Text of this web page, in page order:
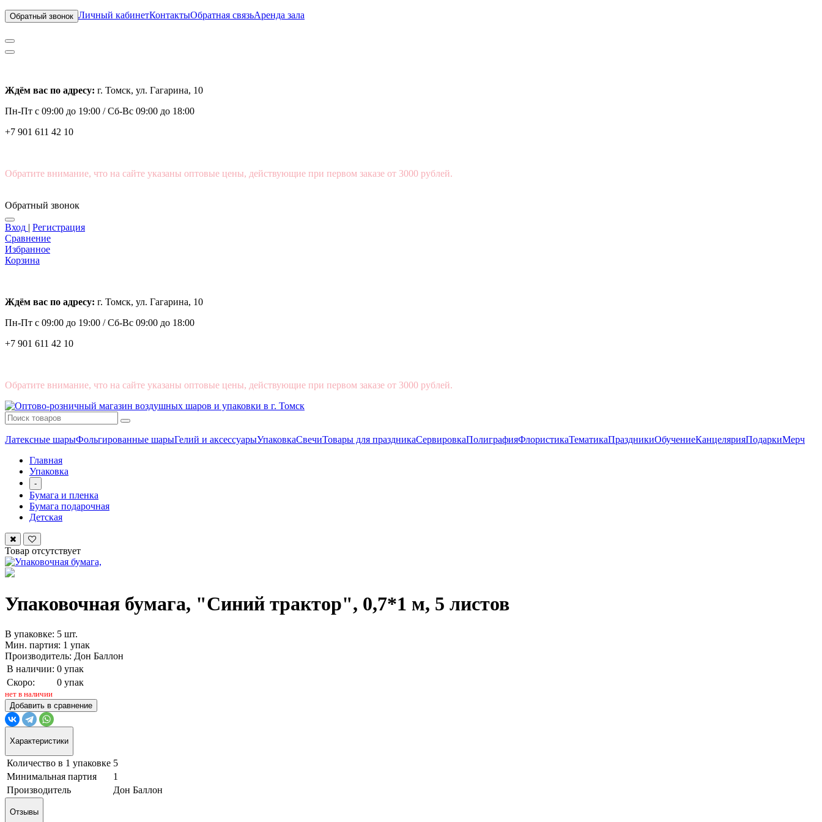
Обратный звонок Личный кабинетКонтактыОбратная связьАренда зала
Ждём вас по адресу: г. Томск, ул. Гагарина, 10
Пн-Пт с 09:00 до 19:00 /Сб-Вс 09:00 до 18:00
+7 901 611 42 10
Обратите внимание, что на сайте указаны оптовые цены, действующие при первом заказе от 3000 рублей.
Обратный звонок
Вход | Регистрация
Сравнение
Избранное
Корзина
Ждём вас по адресу: г. Томск, ул. Гагарина, 10
Пн-Пт с 09:00 до 19:00 /Сб-Вс 09:00 до 18:00
+7 901 611 42 10
Обратите внимание, что на сайте указаны оптовые цены, действующие при первом заказе от 3000 рублей.
Латексные шарыФольгированные шарыГелий и аксессуарыУпаковкаСвечиТовары для праздникаСервировкаПолиграфияФлористикаТематикаПраздникиОбучениеКанцелярияПодаркиМерч
Главная
Упаковка
-
Бумага и пленка
Бумага подарочная
Детская
Товар отсутствует
Упаковочная бумага, "Синий трактор", 0,7*1 м, 5 листов
В упаковке: 5 шт.
Мин. партия: 1 упак
Производитель: Дон Баллон
В наличии: 0 упак
Скоро:
0 упак
нет в наличии
Добавить в сравнение
Характеристики
Количество в 1 упаковке 5
Минимальная партия
1
Производитель
Дон Баллон
Отзывы